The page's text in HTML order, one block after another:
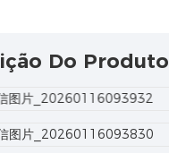
Do Produto